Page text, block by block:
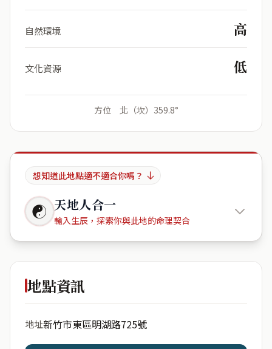
自然環境 高
文化資源 低
方位 北（坎）359.8°
想知道此地點適不適合你嗎？
☯ 天地人合一
輸入生辰，探索你與此地的命理契合
柴橋里明
日期 出生時辰
地點資訊
地址新竹市東區明湖路725號